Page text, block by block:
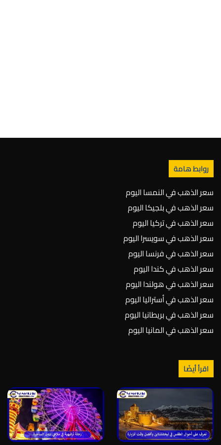
روابط هامة
سعر الذهب في النمسا اليوم
سعر الذهب في بلجيكا اليوم
سعر الذهب في تركيا اليوم
سعر الذهب في سويسرا اليوم
سعر الذهب في فرنسا اليوم
سعر الذهب في كندا اليوم
سعر الذهب في هولندا اليوم
سعر الذهب في أستراليا اليوم
سعر الذهب في بريطانيا اليوم
سعر الذهب في المانيا اليوم
اقرأ أيضًا